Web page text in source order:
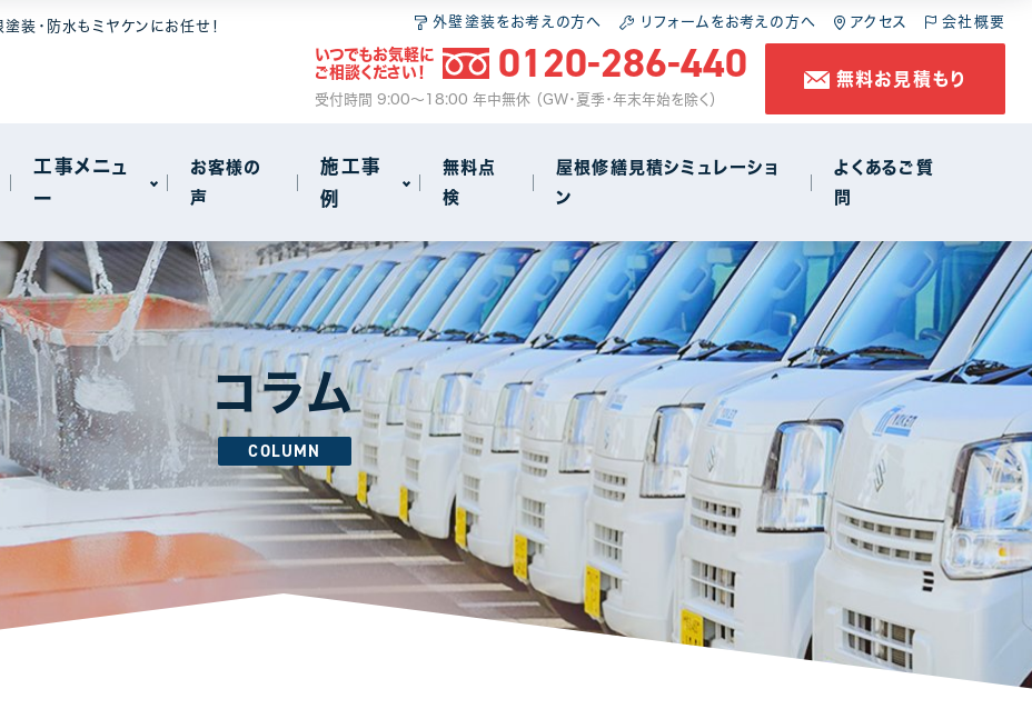
装・防水もミヤケンにお任せ！ 外壁塗装をお考えの方へ リフォームをお考えの方へ アクセス 会社概要
いつでもお気軽に
ご相談ください！
0120-286-440
受付時間 9:00～18:00 年中無休 （GW・夏季・年末年始を除く）
無料お見積もり
理由 6つの安心 無料点検 施工の流れ
スサイクル 火災保険のご案内 コラム
動画で見る屋根工事の基礎知識
和瓦 スレート屋根
セメント瓦 金属屋根
工事メニュ
ー
ー 屋根塗装 屋根の葺き直し
工事 瓦・漆喰工事 雨樋工事
屋根葺き替え 防水工事
雨漏り
お客様の
声
施工事
例
イム 2
72 other 18 店舗・商店街
所 1 アパート・マンション・ビル 1
無料点
検
屋根修繕見積シミュレーショ
ン
よくあるご質
問
由 6つの安心 施工の流れ
火災保険のご案内
スレート屋根
セメント瓦
ー 屋根の葺き直し
瓦・漆喰工事
所 1 アパート・マンション・ビル 1
コラム
COLUMN